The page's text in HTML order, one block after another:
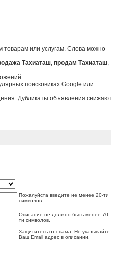
товарам или услугам. Слова можно
Тахиаташ, продам Тахиаташ,
поисковиках Google или
Дубликаты объявления снижают
Пожалуйста введите не менее 20-ти
символов
Описание не должно быть менее 70-
ти символов.
Защититесь от спама. Не указывайте
Ваш Email адрес в описании.